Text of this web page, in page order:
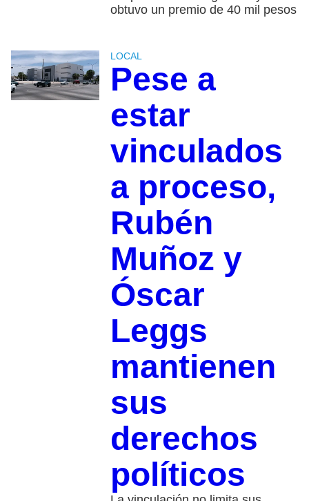
obtuvo un premio de 40 mil pesos
LOCAL
Pese a
estar
vinculados
a proceso,
Rubén
Muñoz y
Óscar
Leggs
mantienen
sus
derechos
políticos